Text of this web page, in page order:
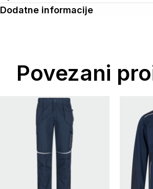
Dodatne informacije
Povezani